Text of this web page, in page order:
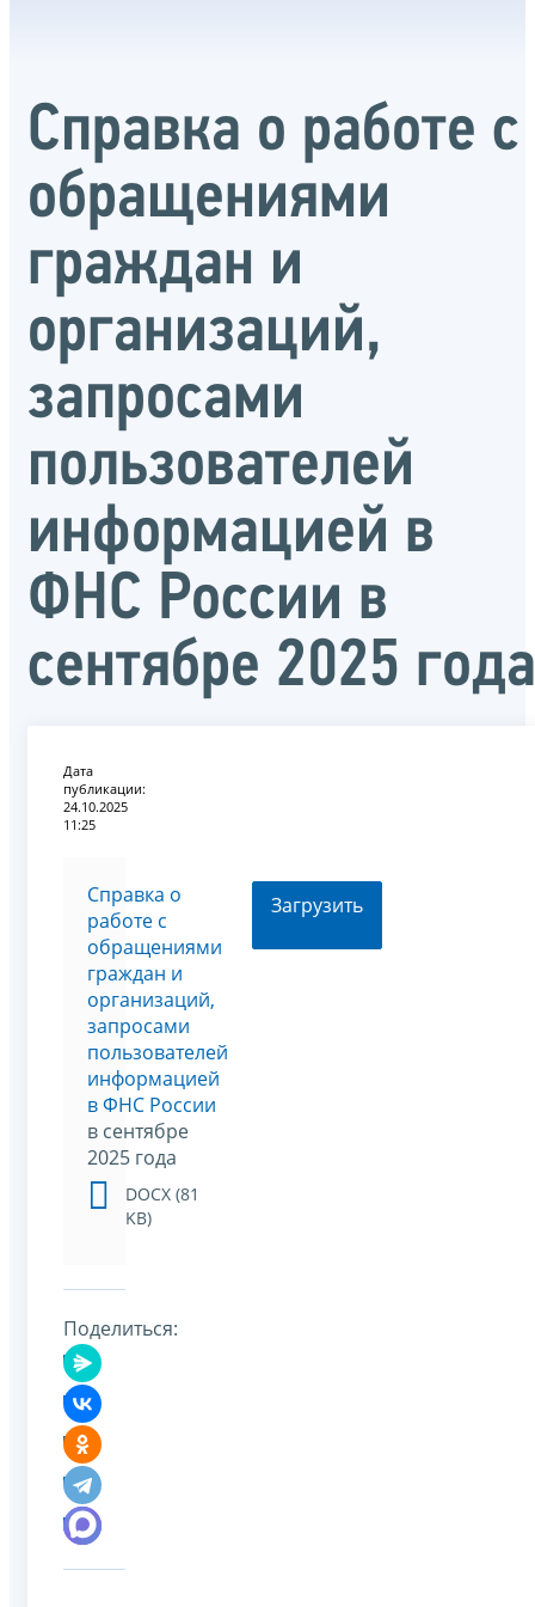
Справка о работе с
обращениями
граждан и
организаций,
запросами
пользователей
информацией в
ФНС России в
сентябре 2025 года
Дата
публикации:
24.10.2025
11:25
Справка о
работе с
обращениями
граждан и
организаций,
запросами
пользователей
информацией
в ФНС России
в сентябре
2025 года
DOCX (81
KB)
Загрузить
Поделиться: